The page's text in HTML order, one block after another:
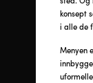
konsept
i alle de
Menyen